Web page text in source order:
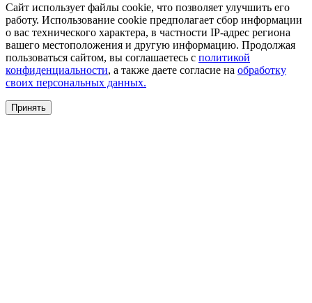
Сайт использует файлы cookie, что позволяет улучшить его
работу. Использование cookie предполагает сбор информации
о вас технического характера, в частности IP-адрес региона
вашего местоположения и другую информацию. Продолжая
пользоваться сайтом, вы соглашаетесь с политикой
конфиденциальности, а также даете согласие на обработку
своих персональных данных.
Принять